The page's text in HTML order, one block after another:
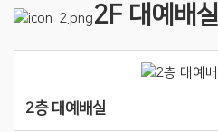
2F 대예배실
2층 대예배실